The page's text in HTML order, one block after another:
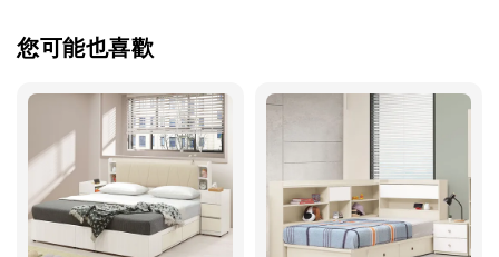
您可能也喜歡